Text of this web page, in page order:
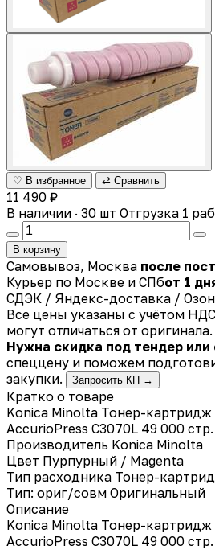
♡ В избранное ⇄ Сравнить
11 490 ₽
В наличии · 30 шт Отгрузка 1
В корзину
Самовывоз, Москва после
Курьер по Москве и СПбот 1
СДЭК / Яндекс-доставка / Озон
Все цены указаны с учётом
могут отличаться от оригинала.
Нужна скидка под тендер или
спеццену и поможем
закупки.
Запросить КП →
Кратко о товаре
Konica Minolta Тонер-
AccurioPress C3070L 49 000
Производитель Konica Minolta
Цвет Пурпурный / Magenta
Тип расходника Тонер-
Тип: ориг/совм Оригинальный
Описание
Konica Minolta Тонер-
AccurioPress C3070L 49 000